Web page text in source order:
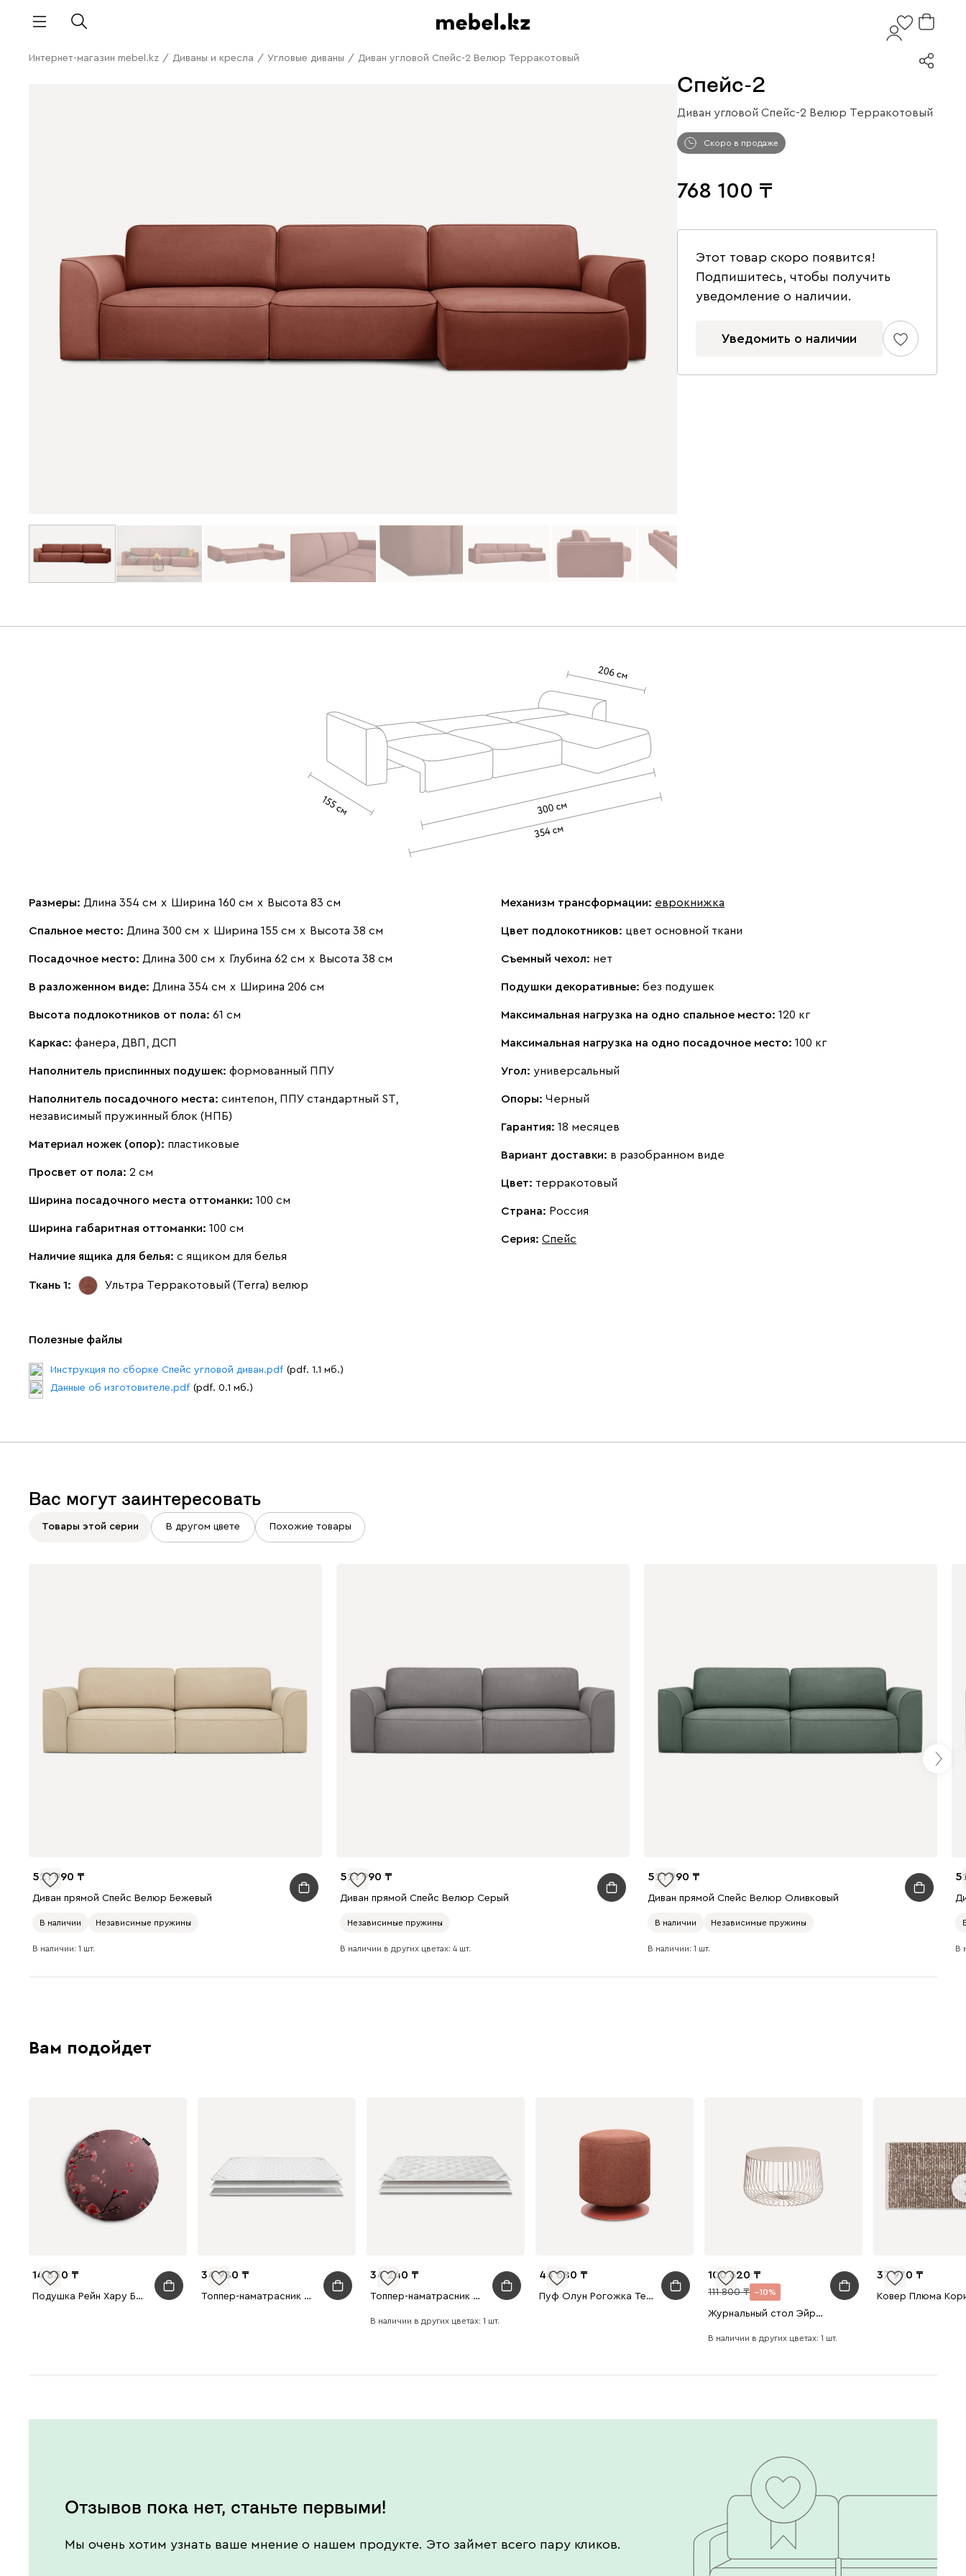
Интернет-магазин mebel.kz / Диваны и кресла / Угловые диваны / Диван угловой Спейс-2 Велюр Терракотовый
Спейс-2
Диван угловой Спейс-2 Велюр Терракотовый
Скоро в продаже
768 100
Этот товар скоро появится!
Подпишитесь, чтобы получить
уведомление о наличии.
Уведомить о наличии
Размеры: Длина 354 см х Ширина 160 см х Высота 83 см
Спальное место: Длина 300 см х Ширина 155 см х Высота 38 см
Посадочное место: Длина 300 см х Глубина 62 см х Высота 38 см
В разложенном виде: Длина 354 см х Ширина 206 см
Высота подлокотников от пола: 61 см
Каркас: фанера, ДВП, ДСП
Наполнитель приспинных подушек: формованный ППУ
Наполнитель посадочного места: синтепон, ППУ стандартный ST,
независимый пружинный блок (НПБ)
Материал ножек (опор): пластиковые
Просвет от пола: 2 см
Ширина посадочного места оттоманки: 100 см
Ширина габаритная оттоманки: 100 см
Наличие ящика для белья: с ящиком для белья
Ткань 1: Ультра Терракотовый (Terra) велюр
Механизм трансформации: еврокнижка
Цвет подлокотников: цвет основной ткани
Съемный чехол: нет
Подушки декоративные: без подушек
Максимальная нагрузка на одно спальное место: 120 кг
Максимальная нагрузка на одно посадочное место: 100 кг
Угол: универсальный
Опоры: Черный
Гарантия: 18 месяцев
Вариант доставки: в разобранном виде
Цвет: терракотовый
Страна: Россия
Серия: Спейс
Полезные файлы
Инструкция по сборке Спейс угловой диван.pdf (pdf. 1.1 мб.)
Данные об изготовителе.pdf (pdf. 0.1 мб.)
Вас могут заинтересовать
Товары этой серии В другом цвете Похожие товары
521 990
Диван прямой Спейс Велюр Бежевый
В наличии Независимые пружины
В наличии: 1 шт.
521 990
Диван прямой Спейс Велюр Серый
Независимые пружины
В наличии в других цветах: 4 шт.
521 990
Диван прямой Спейс Велюр Оливковый
В наличии Независимые пружины
В наличии: 1 шт. В
Вам подойдет
14 850
Подушка Рейн Хару Бежевый
34 980
Топпер-наматрасник Рион 160x200
34 240
Топпер-наматрасник Леви 150x200
В наличии в других цветах: 1 шт.
44 680
Пуф Олун Рогожка Терракотовый
100 620
111 800 10
Журнальный стол Эйр-2 Бежевый
В наличии в других цветах: 1 шт.
37 970
Отзывов пока нет, станьте первыми!
Мы очень хотим узнать ваше мнение о нашем продукте. Это займет всего пару кликов.